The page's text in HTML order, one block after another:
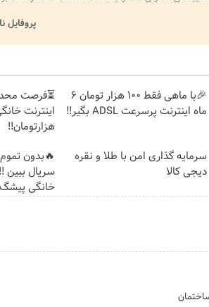
پروفایل
🎉با ماهی فقط 100 هزار تومان 6
ماه اینترنت پرسرعت ADSL بگیر!!
هزارتومان!!
سرمایه گذاری امن با طلا و نقره
دیجی کالا
🔥بدون
خانگی پیشگ